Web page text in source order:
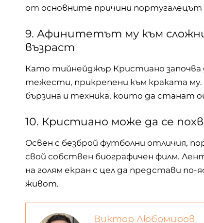
от основните причини
9. Афинитетът му към
възраст
Като тийнейджър Кристиано започва
тежести, прикрепени към краката
бързина и техника, които да станат
10. Кристиано може да се
Освен с безброй футболни отличия,
свой собствен биографичен филм.
на голям екран с цел да представи по-
живот.
Виктор Любомиров